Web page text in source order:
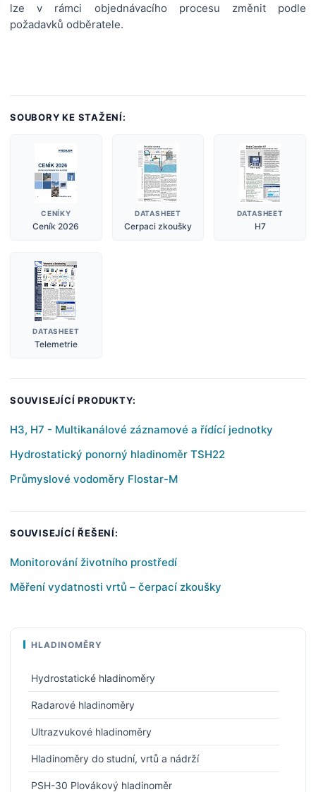
lze v rámci objednávacího procesu změnit podle
požadavků odběratele.
SOUBORY KE STAŽENÍ:
CENÍKY
Ceník 2026
DATASHEET
Cerpaci zkoušky
DATASHEET
H7
DATASHEET
Telemetrie
SOUVISEJÍCÍ PRODUKTY:
H3, H7 - Multikanálové záznamové a řídící jednotky
Hydrostatický ponorný hladinoměr TSH22
Průmyslové vodoměry Flostar-M
SOUVISEJÍCÍ ŘEŠENÍ:
Monitorování životního prostředí
Měření vydatnosti vrtů – čerpací zkoušky
HLADINOMĚRY
Hydrostatické hladinoměry
Radarové hladinoměry
Ultrazvukové hladinoměry
Hladinoměry do studní, vrtů a nádrží
PSH-30 Plovákový hladinoměr